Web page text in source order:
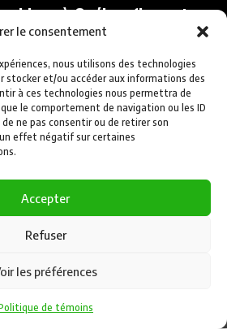
le consentement
nous utilisons des technologies
stocker et/ou accéder aux informations des
à ces technologies nous permettra de
le comportement de navigation ou les ID
ne pas consentir ou de retirer son
effet négatif sur certaines
Accepter
Refuser
les préférences
de témoins
blanc à Québec (hanneton
européen)
un coléoptère de couleur marron qui, la
Appelé communément ‘’Barbeau’’. La
blanc, mou et enroulé en demi-cercle, en
de « ver blanc »). La tête ocre et les six
de poils.